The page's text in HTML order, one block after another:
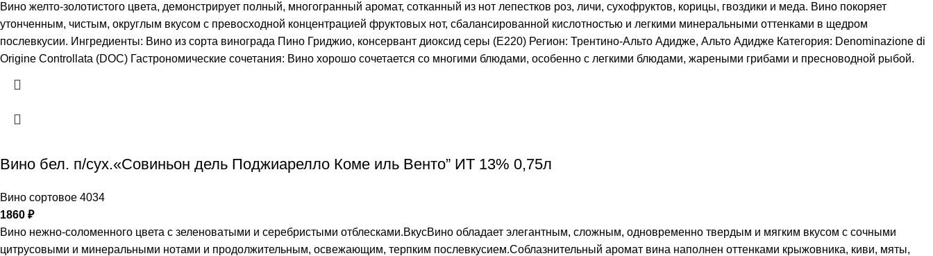
Вино желто-золотистого цвета, демонстрирует полный, многогранный аромат, сотканный из нот лепестков роз, личи, сухофруктов, корицы, гвоздики и меда. Вино покоряет
утонченным, чистым, округлым вкусом с превосходной концентрацией фруктовых нот, сбалансированной кислотностью и легкими минеральными оттенками в щедром
послевкусии. Ингредиенты: Вино из сорта винограда Пино Гриджио, консервант диоксид серы (Е220) Регион: Трентино-Альто Адидже, Альто Адидже Категория: Denominazione di
Origine Controllata (DOC) Гастрономические сочетания: Вино хорошо сочетается со многими блюдами, особенно с легкими блюдами, жареными грибами и пресноводной рыбой.
Вино бел. п/сух.«Совиньон дель Поджиарелло Коме иль Венто” ИТ 13% 0,75л
Вино сортовое 4034
1860 ₽
Вино нежно-соломенного цвета с зеленоватыми и серебристыми отблесками.ВкусВино обладает элегантным, сложным, одновременно твердым и мягким вкусом с сочными
цитрусовыми и минеральными нотами и продолжительным, освежающим, терпким послевкусием.Соблазнительный аромат вина наполнен оттенками крыжовника, киви, мяты,